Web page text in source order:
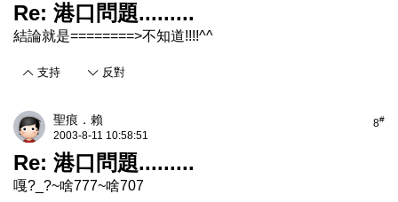
Re: 港口問題.........
結論就是========>不知道!!!!^^
支持 反對
8#
聖痕．賴
2003-8-11 10:58:51
Re: 港口問題.........
嘎?_?~啥777~啥707